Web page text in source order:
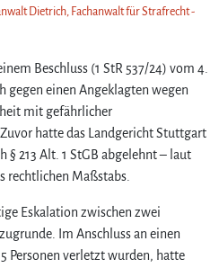
Dietrich, Fachanwalt für Strafrecht -
Beschluss (1 StR 537/24) vom 4.
gegen einen Angeklagten wegen
mit gefährlicher
hatte das Landgericht Stuttgart
§ 213 Alt. 1 StGB abgelehnt – laut
rechtlichen Maßstabs.
Eskalation zwischen zwei
Im Anschluss an einen
Personen verletzt wurden, hatte